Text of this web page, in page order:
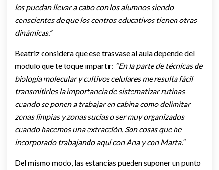
los puedan llevar a cabo con los alumnos siendo
conscientes de que los centros educativos tienen otras
dinámicas.”
Beatriz considera que ese trasvase al aula depende del
módulo que te toque impartir: “En la parte de técnicas de
biología molecular y cultivos celulares me resulta fácil
transmitirles la importancia de sistematizar rutinas
cuando se ponen a trabajar en cabina como delimitar
zonas limpias y zonas sucias o ser muy organizados
cuando hacemos una extracción. Son cosas que he
incorporado trabajando aquí con Ana y con Marta.”
Del mismo modo, las estancias pueden suponer un punto